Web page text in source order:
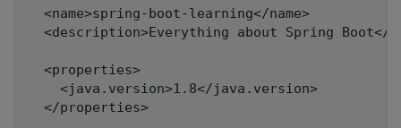
  <name>spring-boot-learning</name>
<description>Everything about Spring Boot</
  <properties>
    <java.version>1.8</java.version>
  </properties>